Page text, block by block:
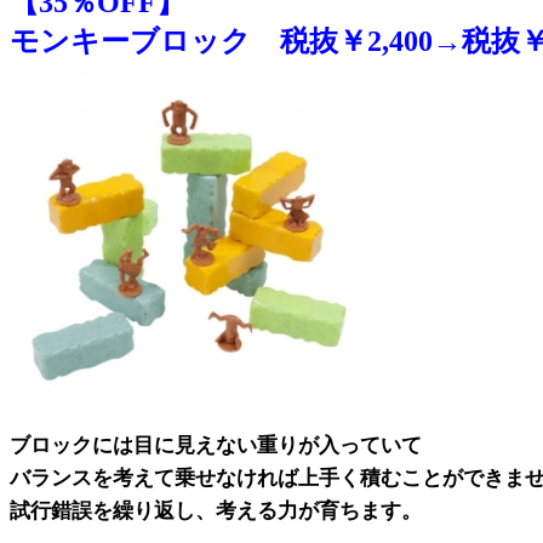
モンキーブロック 税抜￥2,400→税抜
ブロックには目に見えない重りが入っていて
バランスを考えて乗せなければ上手く積むことができませ
試行錯誤を繰り返し、考える力が育ちます。